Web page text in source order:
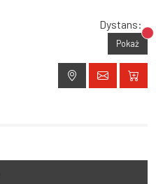
Dystans:
Pokaż